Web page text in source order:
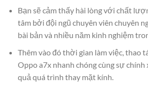
Bạn sẽ cảm thấy hài lòng với chất
tâm bởi đội ngũ chuyên viên chuyên
bài bản và nhiều năm kinh nghiệm
Thêm vào đó thời gian làm việc, thao
Oppo a7x nhanh chóng cùng sự
quả quá trình thay mặt kính.